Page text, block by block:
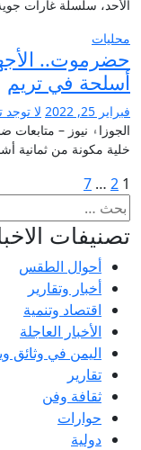
الأحد، سلسلة غارات
محليات
حضرموت..
أسلحة في تريم
فبراير 25, 2022
لا توجد
الجوزا۽ نيوز – متابعات ضبطت الأجهزة الأمنية بمديرية تريم حضرموت
خلية مكونة من ثمانية
Posts
pagination
1
2
…
7
البحث
عن:
تصنيفات
أحوال الطقس
أخبار وتقارير
اقتصاد وتنمية
الأخبار العاجلة
اليمن في وثائق
تقارير
ثقافة وفن
حوارات
دولية